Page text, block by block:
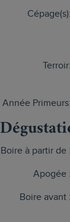
Cépage(s):
Terroir:
Année Primeurs:
Boire à partir de :
Apogée :
Boire avant :